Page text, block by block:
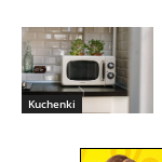
Kuchenki